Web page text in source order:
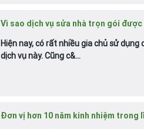
Vì sao dịch vụ sửa nhà trọn gói
Hiện nay, có rất nhiều gia chủ sử
dịch vụ này. Cũng c&...
Đơn vị hơn 10 năm kinh nhiệm trong